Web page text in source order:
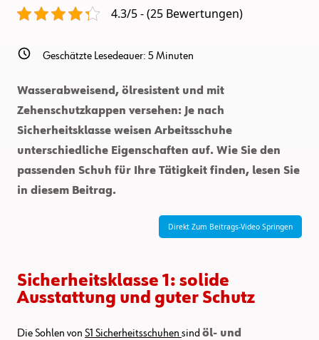
Bedeuten
4.3/5 - (25 Bewertungen)
Geschätzte Lesedeauer: 5Minuten
Wasserabweisend, ölresistent und mit
Zehenschutzkappen versehen: Je nach
Sicherheitsklasse weisen Arbeitsschuhe
unterschiedliche Eigenschaften auf. Wie Sie den
passenden Schuh für Ihre Tätigkeit finden, lesen Sie
in diesem Beitrag.
Direkt Zum Beitrags-Video Springen
Sicherheitsklasse 1: solide
Ausstattung und guter Schutz
Die Sohlen von S1 Sicherheitsschuhen sind öl- und